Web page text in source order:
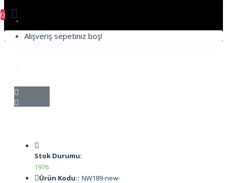
0
Alışveriş sepetiniz boş!
Stok Durumu:
1976
Ürün Kodu:: NW189-new-